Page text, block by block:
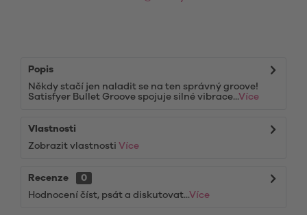
Popis
Někdy stačí jen naladit se na ten správný groove!
Satisfyer Bullet Groove spojuje silné vibrace...Více
Vlastnosti
Zobrazit vlastnosti Více
Recenze
0
Hodnocení číst, psát a diskutovat...Více